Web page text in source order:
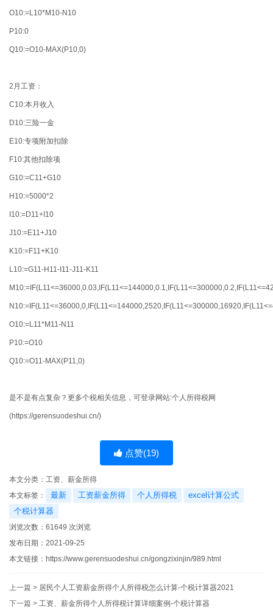
O10:=L10*M10-N10
P10:0
Q10:=O10-MAX(P10,0)
2月工资：
C10:本月收入
D10:三险一金
E10:专项附加扣除
F10:其他扣除项
G10:=C11+G10
H10:=5000*2
I10:=D11+I10
J10:=E11+J10
K10:=F11+K10
L10:=G11-H11-I11-J11-K11
O10:=L11*M11-N11
P10:=O10
Q10:=O11-MAX(P11,0)
是不是有点复杂？更多个税相关信息，可登录网站:个人所得税网
(https://gerensuodeshui.cn/)
点赞(19)
本文分类： 工资、薪金所得
本文标签：
最新 工资薪金所得 个人所得税
excel计算公式
个税计算器
浏览次数： 61649 次浏览
发布日期：2021-09-25
本文链接： https://www.gerensuodeshui.cn/gongzixinjin/989.html
上一篇 > 居民个人工资薪金所得个人所得税怎么计算-个税计算器2021
下一篇 > 工资、薪金所得个人所得税计算详细案例-个税计算器